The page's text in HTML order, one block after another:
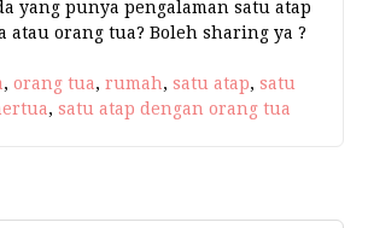
yang punya pengalaman satu atap
atau orang tua? Boleh sharing ya ?
, orang tua, rumah, satu atap, satu
, satu atap dengan orang tua